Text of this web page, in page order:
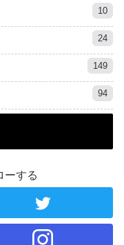
10
24
149
94
ーする